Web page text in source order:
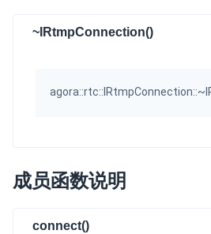
实时转录翻译
快速实现多人实时互动白板协作
实现智能硬件和微信小程序之间的实
~IRtmpConnection()
成员函数说明
connect()